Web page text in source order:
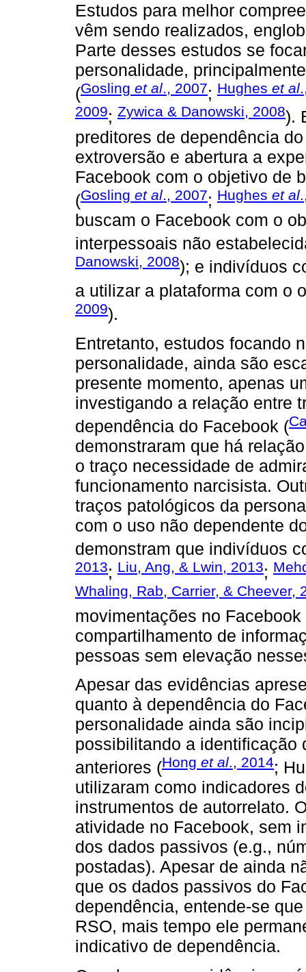
Estudos para melhor
vêm sendo realizados,
Parte desses estudos se
personalidade,
(Gosling et al., 2007; Hughes et al
2009; Zywica & Danowski, 2008).
preditores de dependência
extroversão e abertura a
Facebook com o objetivo de
(Gosling et al., 2007; Hughes et al
buscam o Facebook com o
interpessoais não
Danowski, 2008); e indivíduos
a utilizar a plataforma com o
2009).
Entretanto, estudos focando
personalidade, ainda são
presente momento, apenas
investigando a relação entre
dependência do Facebook (
demonstraram que há
o traço necessidade de
funcionamento narcisista.
traços patológicos da
com o uso não dependente
demonstram que indivíduos
2013; Liu, Ang, & Lwin, 2013;
Whaling, Rab, Carrier, & Cheever,
movimentações no
compartilhamento de
pessoas sem elevação
Apesar das evidências
quanto à dependência do
personalidade ainda são
possibilitando a identificação
anteriores (Hong et al., 2014;
utilizaram como indicadores
instrumentos de autorrelato.
atividade no Facebook, sem
dos dados passivos (e.g.,
postadas). Apesar de ainda
que os dados passivos do
dependência, entende-se
RSO, mais tempo ele
indicativo de dependência.